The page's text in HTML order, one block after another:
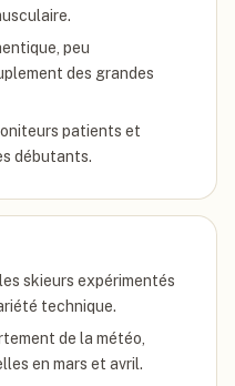
peu
des grandes
patients et
débutants.
skieurs expérimentés
technique.
de la météo,
en mars et avril.